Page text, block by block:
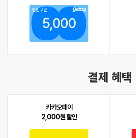
할인쿠폰
5,000
결제 혜택
카카오페이
2,000원 할인